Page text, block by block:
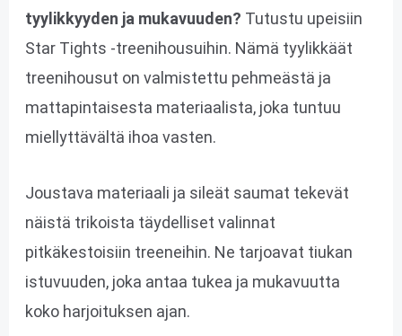
tyylikkyyden ja mukavuuden? Tutustu upeisiin
Star Tights -treenihousuihin. Nämä tyylikkäät
treenihousut on valmistettu pehmeästä ja
mattapintaisesta materiaalista, joka tuntuu
miellyttävältä ihoa vasten.
Joustava materiaali ja sileät saumat tekevät
näistä trikoista täydelliset valinnat
pitkäkestoisiin treeneihin. Ne tarjoavat tiukan
istuvuuden, joka antaa tukea ja mukavuutta
koko harjoituksen ajan.